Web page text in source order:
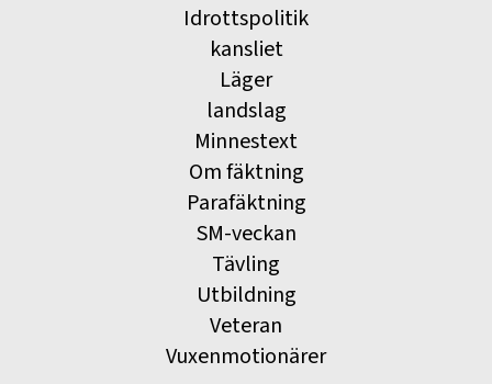
Idrottspolitik
kansliet
Läger
landslag
Minnestext
Om fäktning
Parafäktning
SM-veckan
Tävling
Utbildning
Veteran
Vuxenmotionärer